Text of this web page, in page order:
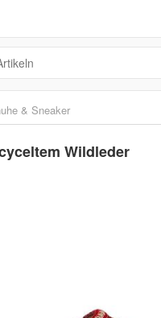
& Sneaker
Wildleder